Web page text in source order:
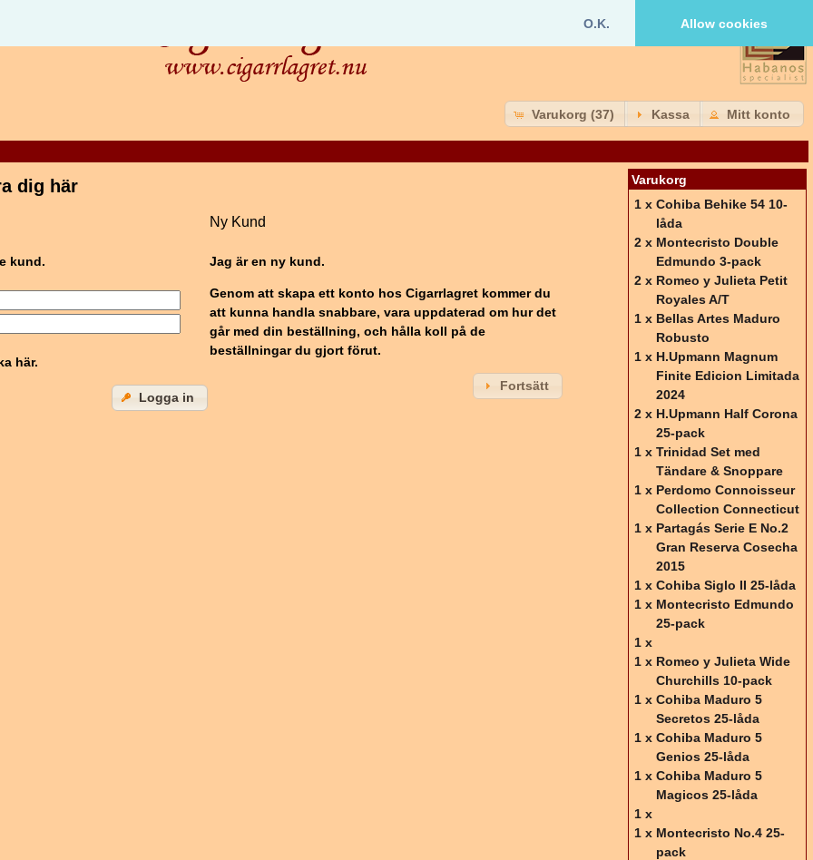
O.K. Allow cookies
Varukorg (37) Kassa Mitt konto
dig här
kund.
här.
Logga in
Ny Kund
Jag är en ny kund.
Genom att skapa ett konto hos Cigarrlagret kommer du
att kunna handla snabbare, vara uppdaterad om hur det
går med din beställning, och hålla koll på de
beställningar du gjort förut.
Fortsätt
Varukorg
1 x Cohiba Behike 54 10-
låda
2 x Montecristo Double
Edmundo 3-pack
2 x Romeo y Julieta Petit
Royales A/T
1 x Bellas Artes Maduro
Robusto
1 x H.Upmann Magnum
Finite Edicion Limitada
2024
2 x H.Upmann Half Corona
25-pack
1 x Trinidad Set med
Tändare & Snoppare
1 x Perdomo Connoisseur
Collection Connecticut
1 x Partagás Serie E No.2
Gran Reserva Cosecha
2015
1 x Cohiba Siglo II 25-låda
1 x Montecristo Edmundo
25-pack
1 x
1 x Romeo y Julieta Wide
Churchills 10-pack
1 x Cohiba Maduro 5
Secretos 25-låda
1 x Cohiba Maduro 5
Genios 25-låda
1 x Cohiba Maduro 5
Magicos 25-låda
1 x
1 x Montecristo No.4 25-
pack